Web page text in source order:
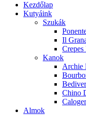
Kezdőlap
Kutyáink
Szukák
Il
Kanok
Archie
Chino
Almok